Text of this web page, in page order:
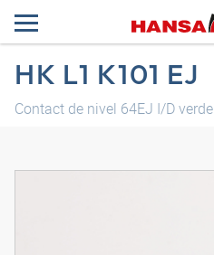
HK L1 K101 EJ
Contact de nivel 64EJ I/D verde